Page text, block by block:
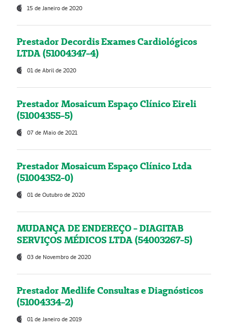
15 de Janeiro de 2020
Prestador Decordis Exames Cardiológicos
LTDA (51004347-4)
01 de Abril de 2020
Prestador Mosaicum Espaço Clínico Eireli
(51004355-5)
07 de Maio de 2021
Prestador Mosaicum Espaço Clínico Ltda
(51004352-0)
01 de Outubro de 2020
MUDANÇA DE ENDEREÇO - DIAGITAB
SERVIÇOS MÉDICOS LTDA (54003267-5)
03 de Novembro de 2020
Prestador Medlife Consultas e Diagnósticos
(51004334-2)
01 de Janeiro de 2019